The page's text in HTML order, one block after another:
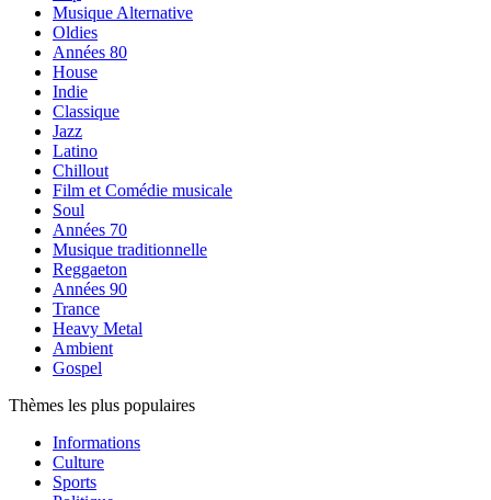
Musique Alternative
Oldies
Années 80
House
Indie
Classique
Jazz
Latino
Chillout
Film et Comédie musicale
Soul
Années 70
Musique traditionnelle
Reggaeton
Années 90
Trance
Heavy Metal
Ambient
Gospel
Thèmes les plus populaires
Informations
Culture
Sports